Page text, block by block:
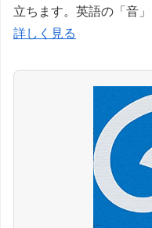
立ちます。英語の「音
詳しく見る